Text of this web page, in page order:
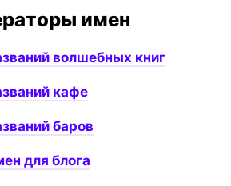
имен
волшебных книг
кафе
баров
для блога